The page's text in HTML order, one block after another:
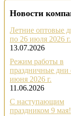
Новости
Летние оптовые
по 26 июля 2026 г.
13.07.2026
Режим работы в
праздничные дни
июня 2026 г.
11.06.2026
С наступающим
праздником 9 мая!